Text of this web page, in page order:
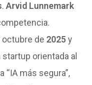
.Arvid Lunnemark
octubre de 2025y
startup orientada al
“IA más segura”,